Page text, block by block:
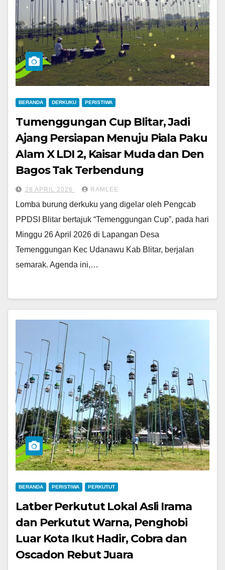
BERANDA DERKUKU PERISTIWA
Tumenggungan Cup Blitar, Jadi
Ajang Persiapan Menuju Piala Paku
Alam X LDI 2, Kaisar Muda dan Den
Bagos Tak Terbendung
28 APRIL 2026 RAMLEE
Lomba burung derkuku yang digelar oleh Pengcab
PPDSI Blitar bertajuk “Temenggungan Cup”, pada hari
Minggu 26 April 2026 di Lapangan Desa
Temenggungan Kec Udanawu Kab Blitar, berjalan
semarak. Agenda ini,…
BERANDA PERISTIWA PERKUTUT
Latber Perkutut Lokal Asli Irama
dan Perkutut Warna, Penghobi
Luar Kota Ikut Hadir, Cobra dan
Oscadon Rebut Juara